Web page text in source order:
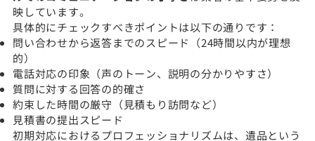
映しています。
具体的にチェックすべきポイントは以下の通りです：
問い合わせから返答までのスピード（24時間以内が理想
的）
電話対応の印象（声のトーン、説明の分かりやすさ）
質問に対する回答の的確さ
約束した時間の厳守（見積もり訪問など）
見積書の提出スピード
初期対応におけるプロフェッショナリズムは、遺品という